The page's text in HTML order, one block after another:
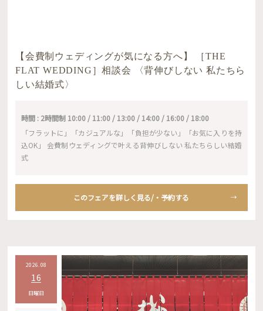
【会費制ウェディングが気になる方へ】 ［THE
FLAT WEDDING］相談会 〈背伸びしない 私たちら
しい結婚式〉
時間 : 2時間制 10:00 / 11:00 / 13:00 / 14:00 / 16:00 / 18:00
「フラットに」「カジュアルな」「負担が少ない」「お気に入りを持
込OK」 会費制ウェディングで叶える背伸びしない 私たちらしい結婚
式
このフェアを詳しく見る/・予約する
2026.08
16
日曜日